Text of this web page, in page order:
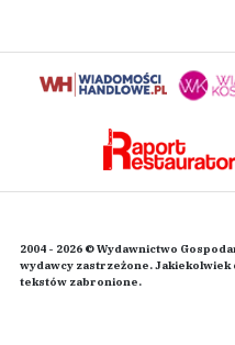
2004 - 2026 © Wydawnictwo
wydawcy zastrzeżone. Jakiekolwiek
tekstów zabronione.